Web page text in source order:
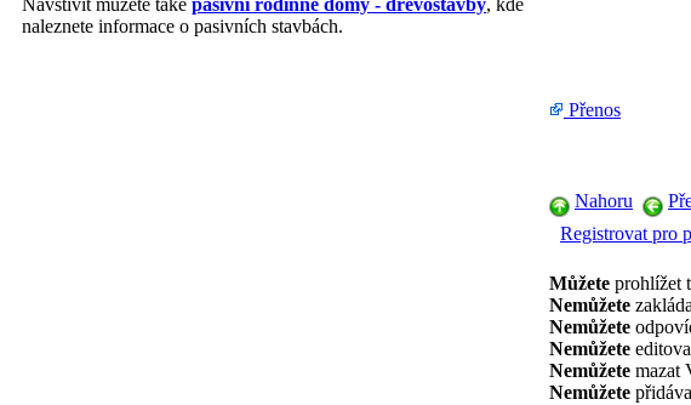
Navštívit můžete také pasivní rodinné domy - dřevostavby, kde
naleznete informace o pasivních stavbách.
Přenos
Nahoru
Registrovat pro
Můžete prohlížet
Nemůžete
Nemůžete
Nemůžete
Nemůžete mazat
Nemůžete